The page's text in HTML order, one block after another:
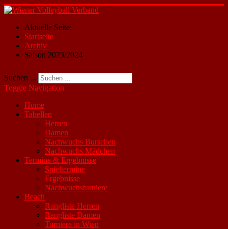
Aktuelle Seite:
Startseite
Archiv
Saison 2023/2024
Suchen ...
Toggle Navigation
Home
Tabellen
Herren
Damen
Nachwuchs Burschen
Nachwuchs Mädchen
Termine & Ergebnisse
Spieltermine
Ergebnisse
Nachwuchsturniere
Beach
Rangliste Herren
Rangliste Damen
Turniere in Wien